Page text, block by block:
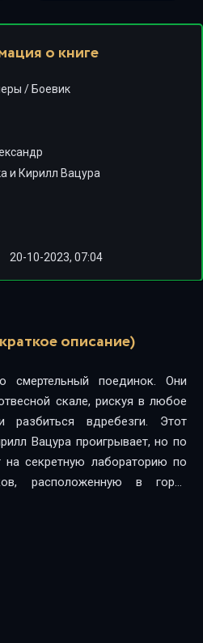
о книге
/ Боевик
и Кирилл Вацура
20-10-2023, 07:04
описание)
смертельный поединок. Они
скале, рискуя в любое
разбиться вдребезги. Этот
Вацура проигрывает, но по
секретную лабораторию по
расположенную в горах